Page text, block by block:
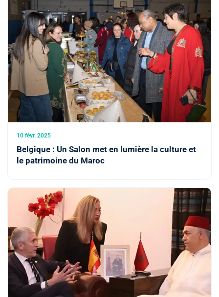
10 févr. 2025
Belgique : Un Salon met en lumière la culture et
le patrimoine du Maroc